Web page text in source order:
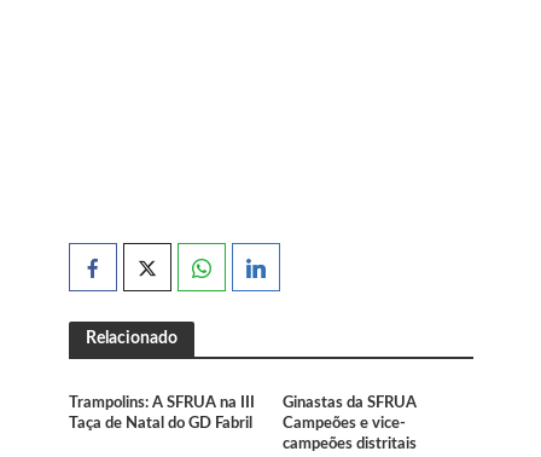
Relacionado
Trampolins: A SFRUA na III
Taça de Natal do GD Fabril
Ginastas da SFRUA
Campeões e vice-
campeões distritais